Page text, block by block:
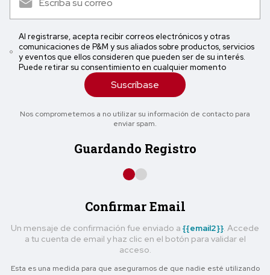
Al registrarse, acepta recibir correos electrónicos y otras
comunicaciones de P&M y sus aliados sobre productos, servicios
y eventos que ellos consideren que pueden ser de su interés.
Puede retirar su consentimiento en cualquier momento
Suscríbase
Nos comprometemos a no utilizar su información de contacto para
enviar spam.
Guardando Registro
Confirmar Email
Un mensaje de confirmación fue enviado a {{email2}} . Accede
a tu cuenta de email y haz clic en el botón para validar el
acceso.
Esta es una medida para que asegurarnos de que nadie esté utilizando